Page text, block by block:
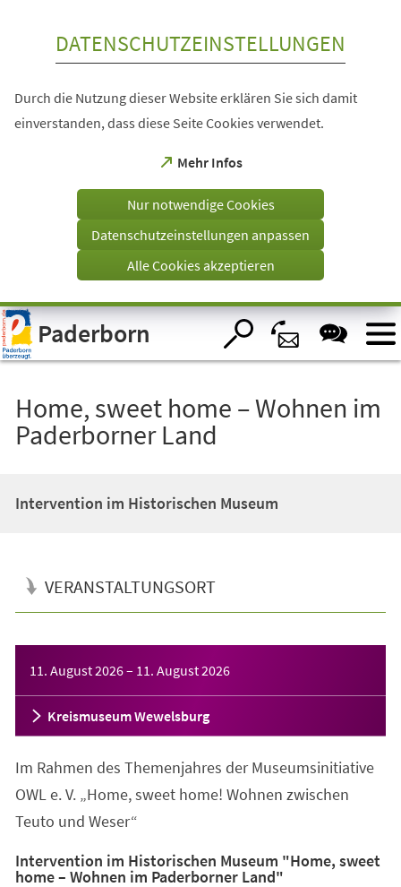
Visuelle
Assistenzsoftware
öffnen.
DATENSCHUTZEINSTELLUNGEN
Durch die Nutzung dieser Website erklären Sie sich damit
einverstanden, dass diese Seite Cookies verwendet.
Mehr Infos
(Öffnet
einem
Tab)
Nur notwendige Cookies
Datenschutzeinstellungen anpassen
Alle Cookies akzeptieren
Paderborn
Home, sweet home – Wohnen im
Paderborner Land
Intervention im Historischen Museum
VERANSTALTUNGSORT
11. August 2026– 11. August 2026
Kreismuseum Wewelsburg
Im Rahmen des Themenjahres der Museumsinitiative
OWL e. V. „Home, sweet home! Wohnen zwischen
Teuto und Weser“
Intervention im Historischen Museum "Home, sweet
home – Wohnen im Paderborner Land"